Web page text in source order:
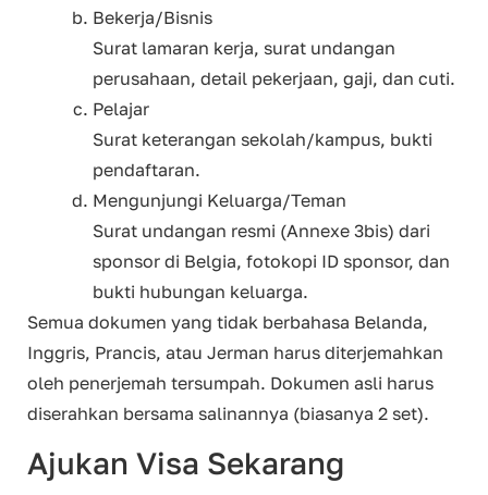
Bekerja/Bisnis
Surat lamaran kerja, surat undangan
perusahaan, detail pekerjaan, gaji, dan cuti.
Pelajar
Surat keterangan sekolah/kampus, bukti
pendaftaran.
Mengunjungi Keluarga/Teman
Surat undangan resmi (Annexe 3bis) dari
sponsor di Belgia, fotokopi ID sponsor, dan
bukti hubungan keluarga.
Semua dokumen yang tidak berbahasa Belanda,
Inggris, Prancis, atau Jerman harus diterjemahkan
oleh penerjemah tersumpah. Dokumen asli harus
diserahkan bersama salinannya (biasanya 2 set).
Ajukan Visa Sekarang